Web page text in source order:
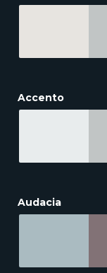
Accento
Audacia